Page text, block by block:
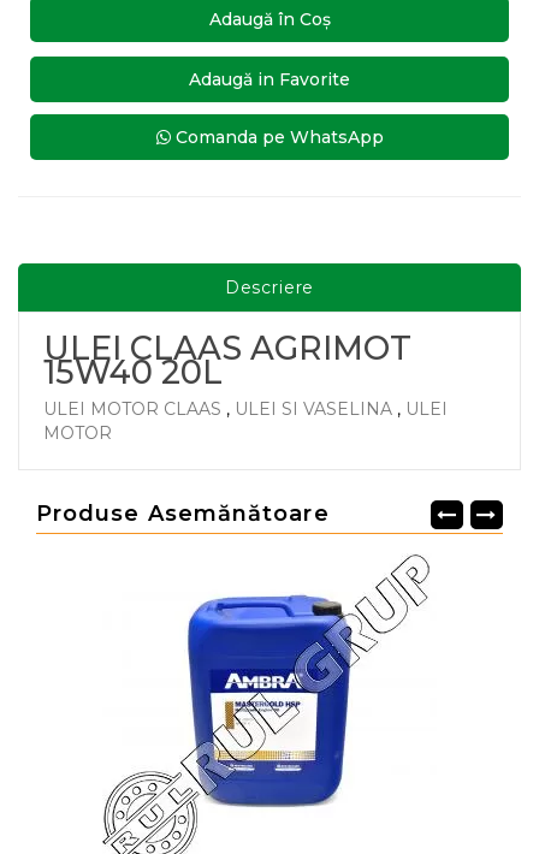
Adaugă în Coş
Adaugă in Favorite
Comanda pe WhatsApp
Descriere
ULEI CLAAS AGRIMOT
15W40 20L
ULEI MOTOR CLAAS , ULEI SI VASELINA , ULEI
MOTOR
Produse Asemănătoare